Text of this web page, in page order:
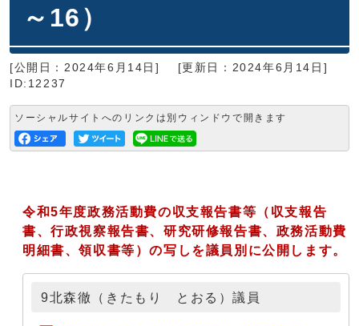
～16）
[公開日：2024年6月14日]
[更新日：2024年6月14日]
ID:12237
ソーシャルサイトへのリンクは別ウィンドウで開きます
令和5年度政務活動費の収支報告書等（収支報告
書、行政視察報告書、研究研修報告書、政務活動費
明細書、領収書等）の写しを議員別に公開します。
9北森徹（きたもり とおる）議員